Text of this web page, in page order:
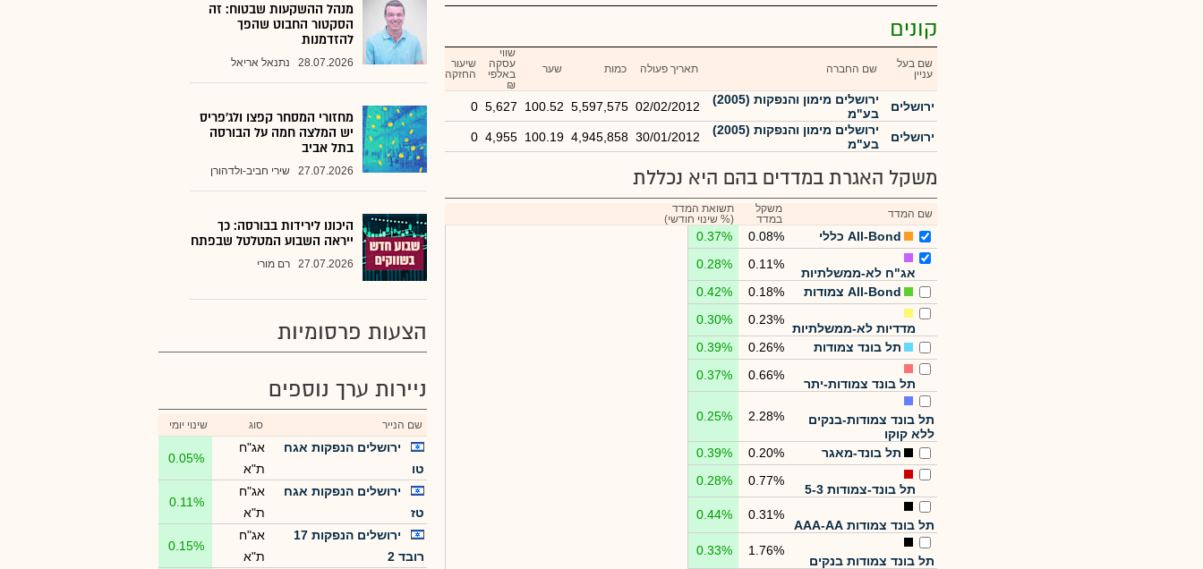
קונים
שם בעל
עניין
שם החברה תאריך פעולה כמות שער
שווי
עסקה
באלפי
₪
שיעור
החזקה
ירושלים
ירושלים מימון והנפקות (2005)
בע"מ
02/02/2012
5,597,575
100.52
5,627
0
ירושלים
ירושלים מימון והנפקות (2005)
בע"מ
30/01/2012
4,945,858
100.19
4,955
0
משקל האגרת במדדים בהם היא נכללת
שם המדד
משקל
במדד
תשואת המדד
(% שינוי חודשי)
All-Bond כללי 0.08%
0.37%
אג"ח לא-ממשלתיות
0.11%
0.28%
All-Bond צמודות
0.18%
0.42%
מדדיות לא-ממשלתיות
0.23%
0.30%
תל בונד צמודות
0.26%
0.39%
תל בונד צמודות-יתר
0.66%
0.37%
תל בונד צמודות-בנקים
ללא קוקו
2.28%
0.25%
תל בונד-מאגר 0.20%
0.39%
תל בונד-צמודות 5-3
0.77%
0.28%
תל בונד צמודות AAA-AA
0.31%
0.44%
תל בונד צמודות בנקים
1.76%
0.33%
מנהל ההשקעות שבטוח: זה
הסקטור החבוט שהפך
להזדמנות
28.07.2026 נתנאל אריאל
מחזורי המסחר קפצו ולג'פריס
יש המלצה חמה על הבורסה
בתל אביב
27.07.2026 שירי חביב-ולדהורן
היכונו לירידות בבורסה: כך
ייראה השבוע המטלטל שבפתח
27.07.2026 רם מורי
הצעות פרסומיות
ניירות ערך נוספים
שם הנייר סוג שינוי יומי
ירושלים הנפקות אגח
טו
אג"ח
ת"א
0.05%
ירושלים הנפקות אגח
טז
אג"ח
ת"א
0.11%
ירושלים הנפקות 17
רובד 2
אג"ח
ת"א
0.15%